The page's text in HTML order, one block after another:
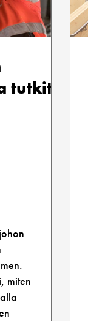
tutkittiin:
miten